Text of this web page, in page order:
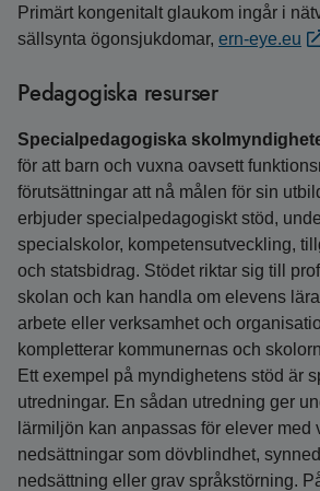
Primärt kongenitalt glaukom ingår i
sällsynta ögonsjukdomar, ern-eye.eu
Pedagogiska resurser
Specialpedagogiska
för att barn och vuxna oavsett
förutsättningar att nå målen för sin
erbjuder special­pedagogiskt stöd,
specialskolor, kompetens­utveckling,
och statsbidrag. Stödet riktar sig till
skolan och kan handla om elevens
arbete eller verksamhet och
kompletterar kommunernas och
Ett exempel på myndighetens stöd är
utredningar. En sådan utredning ger
lärmiljön kan anpassas för elever
nedsättningar som döv­blindhet,
nedsättning eller grav språk­störning.